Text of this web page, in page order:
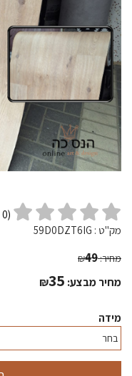
(
0
מק"ט : 59D0DZT6IG
מחיר: ₪49
מחיר מבצע: ₪35
מידה